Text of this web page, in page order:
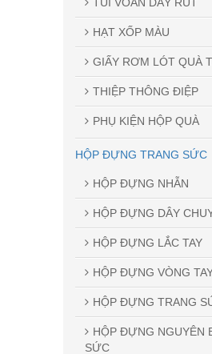
HẠT XỐP MÀU
GIẤY RƠM LÓT QUÀ
THIỆP THÔNG ĐIỆP
PHỤ KIỆN HỘP QUÀ
HỘP ĐỰNG TRANG SỨC
HỘP ĐỰNG NHẪN
HỘP ĐỰNG DÂY
HỘP ĐỰNG LẮC TAY
HỘP ĐỰNG VÒNG
HỘP ĐỰNG TRANG
HỘP ĐỰNG NGUYÊN
SỨC